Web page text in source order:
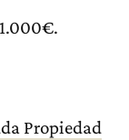
Propiedad